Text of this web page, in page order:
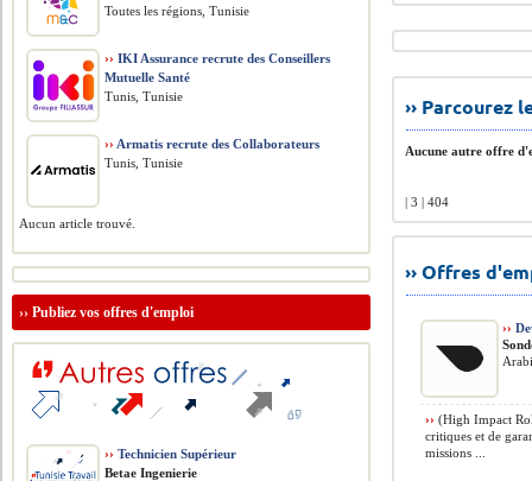
››
Aucune autre offre
| 3 | 404
›› Offres
››
›› (High Impact
critiques et de
missions ...
Toutes les régions, Tunisie
›› IKI Assurance recrute des Conseillers
Mutuelle Santé
Tunis, Tunisie
›› Armatis recrute des Collaborateurs
Tunis, Tunisie
Aucun article trouvé.
››Publiez vos offres d'emploi
›› Technicien Supérieur
Betae Ingenierie